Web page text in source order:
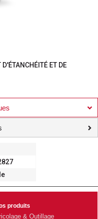
ET DE
produits
& Outillage